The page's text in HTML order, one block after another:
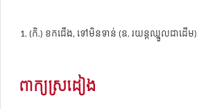
(កិ.) ខកជើង, ទៅមិនទាន់ (ឧ. រយន្តឈ្នួលជាដើម)
ពាក្យស្រដៀង